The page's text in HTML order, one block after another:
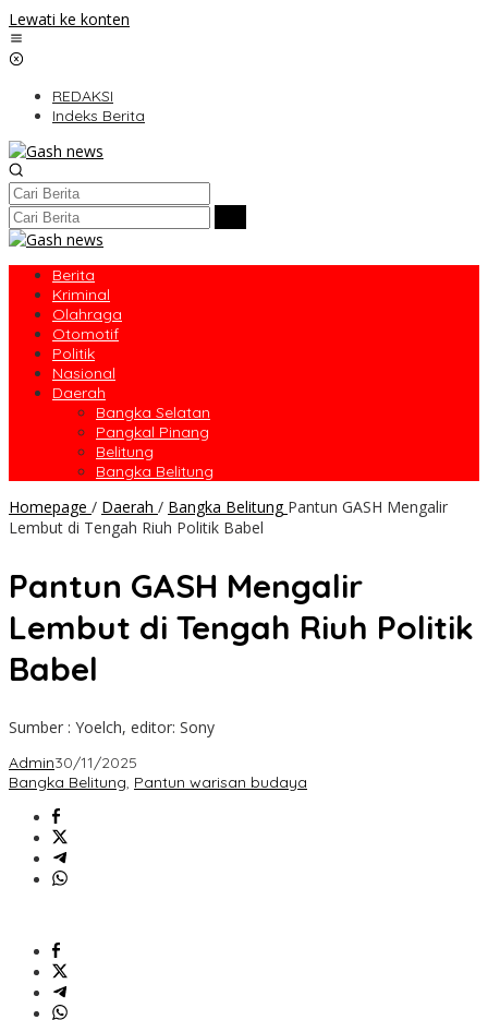
Lewati ke konten
REDAKSI
Indeks Berita
Berita
Kriminal
Olahraga
Otomotif
Politik
Nasional
Daerah
Bangka Selatan
Pangkal Pinang
Belitung
Bangka Belitung
Homepage / Daerah / Bangka Belitung Pantun GASH Mengalir
Lembut di Tengah Riuh Politik Babel
Pantun GASH Mengalir
Lembut di Tengah Riuh Politik
Babel
Sumber : Yoelch, editor: Sony
Admin30/11/2025
Bangka Belitung, Pantun warisan budaya